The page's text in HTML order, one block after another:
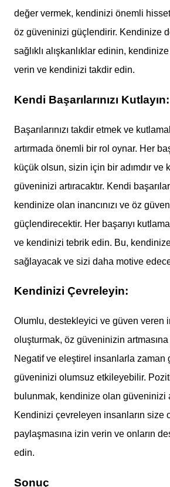
değer vermek, kendinizi önemli
öz güveninizi güçlendirir. Kendinize
sağlıklı alışkanlıklar edinin,
verin ve kendinizi takdir edin.
Kendi Başarılarınızı Kutlayın:
Başarılarınızı takdir etmek ve
artırmada önemli bir rol oynar. Her
küçük olsun, sizin için bir adımdır ve
güveninizi artıracaktır. Kendi
kendinize olan inancınızı ve öz
güçlendirecektir. Her başarıyı
ve kendinizi tebrik edin. Bu, kendinize
sağlayacak ve sizi daha motive
Kendinizi Çevreleyin:
Olumlu, destekleyici ve güven veren
oluşturmak, öz güveninizin artmasına
Negatif ve eleştirel insanlarla zaman
güveninizi olumsuz etkileyebilir.
bulunmak, kendinize olan güveninizi
Kendinizi çevreleyen insanların size
paylaşmasına izin verin ve onların
edin.
Sonuç